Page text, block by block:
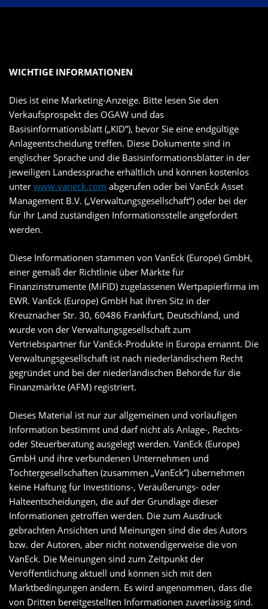
WICHTIGE INFORMATIONEN
Dies ist eine Marketing-Anzeige. Bitte lesen Sie den
Verkaufsprospekt des OGAW und das
Basisinformationsblatt („KID”), bevor Sie eine endgültige
Anlageentscheidung treffen. Diese Dokumente sind in
englischer Sprache und die Basisinformationsblätter in der
jeweiligen Landessprache erhältlich und können kostenlos
unter www.vaneck.com abgerufen oder bei VanEck Asset
Management B.V. („Verwaltungsgesellschaft”) oder bei der
für Ihr Land zuständigen Informationsstelle angefordert
werden.
Diese Informationen stammen von VanEck (Europe) GmbH,
einer gemäß der Richtlinie über Märkte für
Finanzinstrumente (MiFID) zugelassenen Wertpapierfirma im
EWR. VanEck (Europe) GmbH hat ihren Sitz in der
Kreuznacher Str. 30, 60486 Frankfurt, Deutschland, und
wurde von der Verwaltungsgesellschaft zum
Vertriebspartner für VanEck-Produkte in Europa ernannt. Die
Verwaltungsgesellschaft ist nach niederländischem Recht
gegründet und bei der niederländischen Behörde für die
Finanzmärkte (AFM) registriert.
Dieses Material ist nur zur allgemeinen und vorläufigen
Information bestimmt und darf nicht als Anlage-, Rechts-
oder Steuerberatung ausgelegt werden. VanEck (Europe)
GmbH und ihre verbundenen Unternehmen und
Tochtergesellschaften (zusammen „VanEck”) übernehmen
keine Haftung für Investitions-, Veräußerungs- oder
Halteentscheidungen, die auf der Grundlage dieser
Informationen getroffen werden. Die zum Ausdruck
gebrachten Ansichten und Meinungen sind die des Autors
bzw. der Autoren, aber nicht notwendigerweise die von
VanEck. Die Meinungen sind zum Zeitpunkt der
Veröffentlichung aktuell und können sich mit den
Marktbedingungen ändern. Es wird angenommen, dass die
von Dritten bereitgestellten Informationen zuverlässig sind.